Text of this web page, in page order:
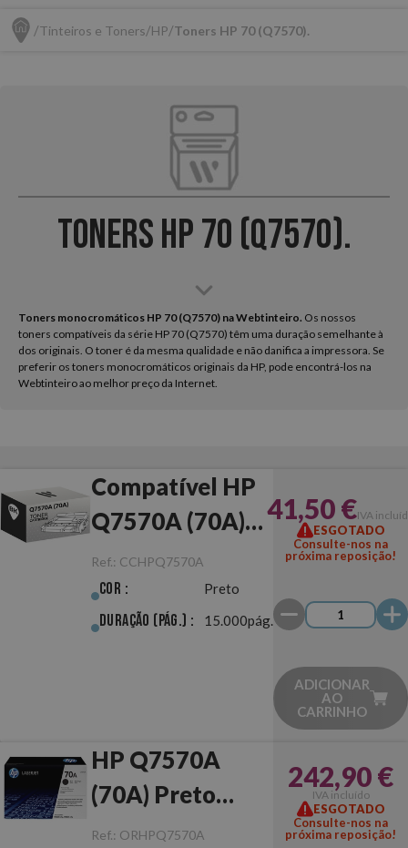
Tinteiros e Toners HP Toners HP 70 (Q7570).
Toners HP 70 (Q7570).
Toners monocromáticos HP 70 (Q7570) na Webtinteiro. Os nossos
toners compatíveis da série HP 70 (Q7570) têm uma duração semelhante à
dos originais. O toner é da mesma qualidade e não danifica a impressora. Se
preferir os toners monocromáticos originais da HP, pode encontrá-los na
Webtinteiro ao melhor preço da Internet.
Compatível HP
Q7570A (70A)
Preto
Ref.: CCHPQ7570A
Cor : Preto
Duração (pág.) : 15.000pág.
41,50 €IVA
ESGOTADO
Consulte-nos na
próxima reposição!
ADICIONAR
AO
CARRINHO
HP Q7570A
(70A) Preto
Original
Ref.: ORHPQ7570A
242,90 €
IVA incluído
ESGOTADO
Consulte-nos na
próxima reposição!